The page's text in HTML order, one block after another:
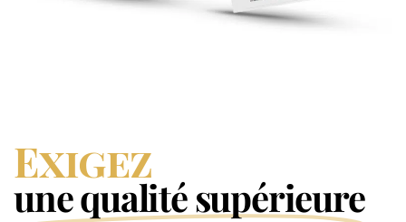
Exigez
une qualité supérieure